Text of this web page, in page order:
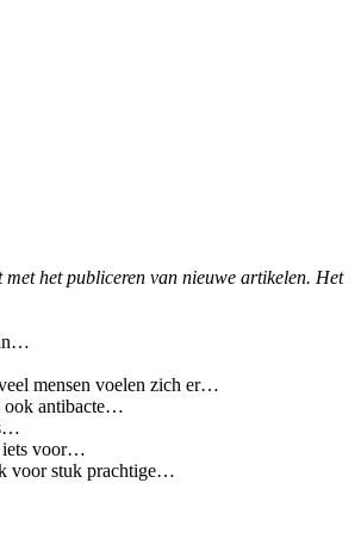
het publiceren van nieuwe artikelen. Het
mensen voelen zich er…
ook antibacte…
iets voor…
voor stuk prachtige…